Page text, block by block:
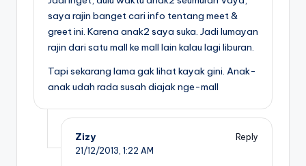
saya rajin banget cari info tentang meet &
greet ini. Karena anak2 saya suka. Jadi lumayan
rajin dari satu mall ke mall lain kalau lagi liburan.
Tapi sekarang lama gak lihat kayak gini. Anak-
anak udah rada susah diajak nge-mall
Zizy
Reply
21/12/2013, 1:22 AM